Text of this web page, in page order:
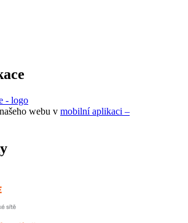
webu v mobilní aplikaci –